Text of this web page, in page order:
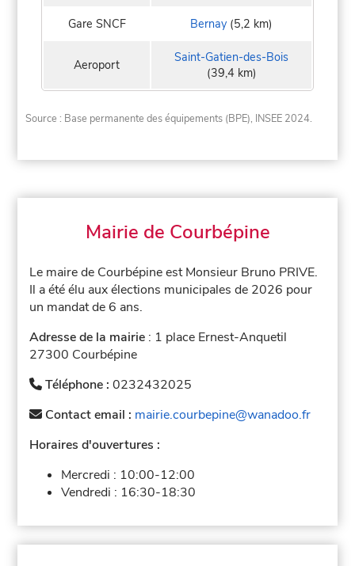
Gare SNCF Bernay (5,2 km)
Aeroport
Saint-Gatien-des-Bois
(39,4 km)
Source : Base permanente des équipements (BPE), INSEE 2024.
Mairie de Courbépine
Le maire de Courbépine est Monsieur Bruno PRIVE.
Il a été élu aux élections municipales de 2026 pour
un mandat de 6 ans.
Adresse de la mairie : 1 place Ernest-Anquetil
27300 Courbépine
Téléphone :0232432025
Contact email : mairie.courbepine@wanadoo.fr
Horaires d'ouvertures :
Mercredi : 10:00-12:00
Vendredi : 16:30-18:30